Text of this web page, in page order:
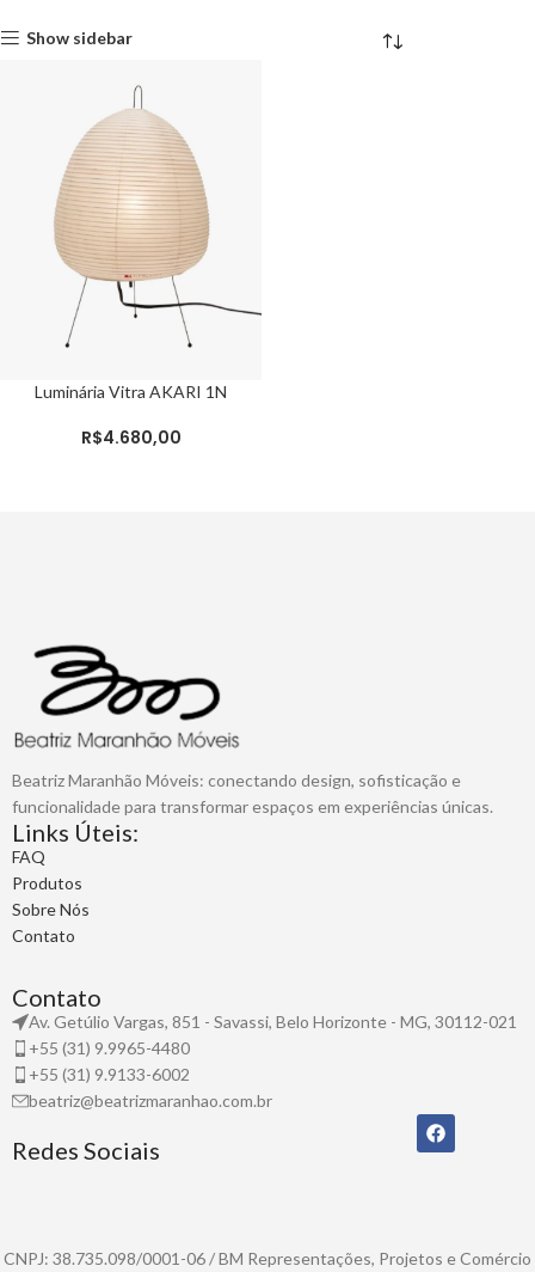
Show sidebar
Luminária Vitra AKARI 1N
R$4.680,00
Beatriz Maranhão Móveis: conectando design, sofisticação e
funcionalidade para transformar espaços em experiências únicas.
Links Úteis:
FAQ
Produtos
Sobre Nós
Contato
Contato
Av. Getúlio Vargas, 851 - Savassi, Belo Horizonte - MG, 30112-021
+55 (31) 9.9965-4480
+55 (31) 9.9133-6002
beatriz@beatrizmaranhao.com.br
Redes Sociais
CNPJ: 38.735.098/0001-06 / BM Representações, Projetos e Comércio